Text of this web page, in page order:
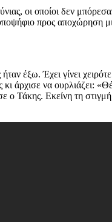
οι οποίοι δεν
προς αποχώρηση
έξω. Έχει γίνει
να ουρλιάζει:
ο Τάκης. Εκείνη τη